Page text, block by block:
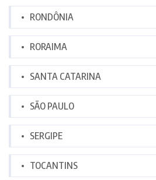
RONDÔNIA
RORAIMA
SANTA CATARINA
SÃO PAULO
SERGIPE
TOCANTINS